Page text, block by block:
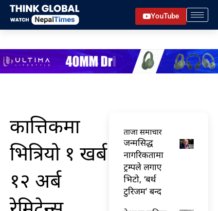
Skip
content
YouTube
कात्तिकमा
भित्रियो १ खर्ब
१२ अर्ब
ताजा समाचार
जन्मसिद्ध
नागरिकतामा
ट्रम्पले लगाए
भिटो, ‘बर्थ
टुरिजम’ बन्द